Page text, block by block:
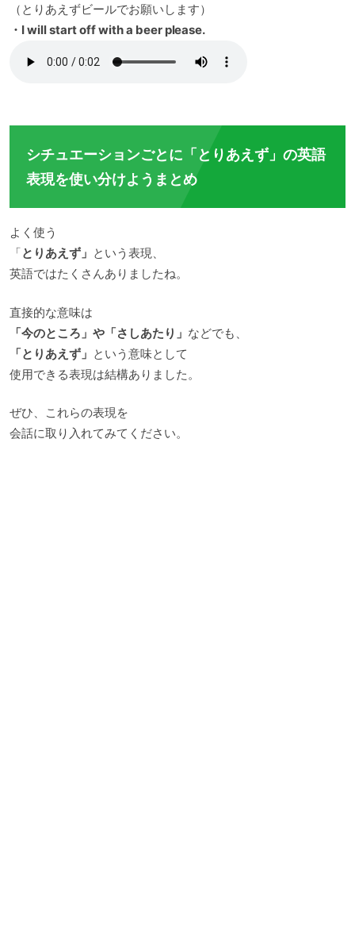
（とりあえずビールでお願いします）
・I will start off with a beer please.
シチュエーションごとに「とりあえず」の英語
表現を使い分けようまとめ
よく使う
「とりあえず」 という表現、
英語ではたくさんありましたね。
直接的な意味は
「今のところ」や「さしあたり」 などでも、
「とりあえず」 という意味として
使用できる表現は結構ありました。
ぜひ、これらの表現を
会話に取り入れてみてください。